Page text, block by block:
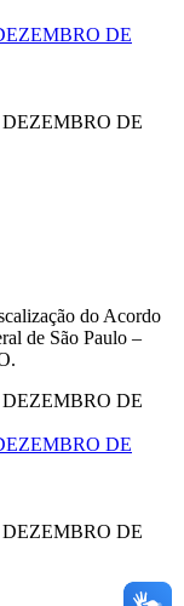
DE
DEZEMBRO DE
do Acordo
de São Paulo –
DEZEMBRO DE
DE
DEZEMBRO DE